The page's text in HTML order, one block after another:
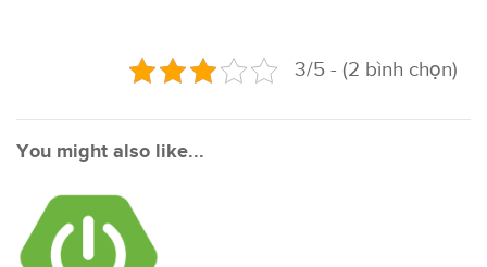
3/5 - (2 bình chọn)
You might also like...